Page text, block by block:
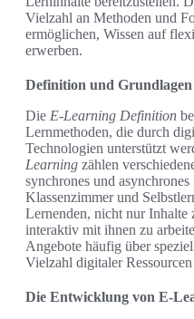
Vielzahl an Methoden und
ermöglichen, Wissen auf
erwerben.
Definition und Grundlagen
Die E-Learning Definition
Lernmethoden, die durch
Technologien unterstützt
Learning zählen
synchrones und
Klassenzimmer und
Lernenden, nicht nur Inhalte
interaktiv mit ihnen zu
Angebote häufig über
Vielzahl digitaler
Die Entwicklung von E-